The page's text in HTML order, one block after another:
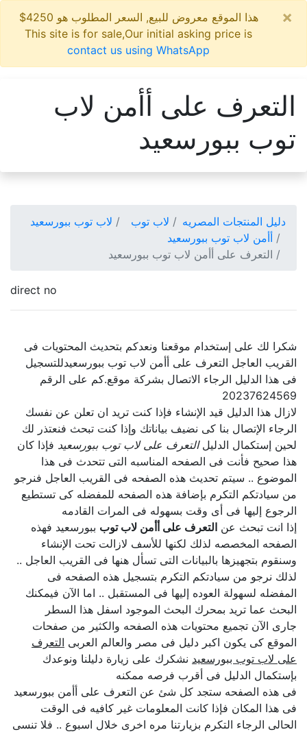
هذا الموقع معروض للبيع, السعر المطلوب هو 4250$
This site is for sale,Our initial asking price is
contact us using WhatsApp
التعرف على أأمن لاب
توب ببورسعيد
دليل المنتجات المصريه لاب توب
لاب توب ببورسعيد
أأمن لاب توب ببورسعيد
التعرف على أأمن لاب توب ببورسعيد
direct no
شكرا لك على إستخدام موقعنا ونعدكم بتحديث المحتويات فى
القريب العاجل التعرف على أأمن لاب توب ببورسعيدللتسجيل
فى هذا الدليل الرجاء الاتصال بشركة موقع.كم على الرقم
20237624569
لازال هذا الدليل قيد الإنشاء فإذا كنت تريد ان تعلن عن نفسك
الرجاء الإتصال بنا كى نضيف بياناتك وإذا كنت تبحث فنعتذر لك
لحين إستكمال الدليلالتعرف على لاب توب ببورسعيدفإذا كان
هذا صحيح فأنت فى الصفحه المناسبه التى تتحدث فى هذا
الموضوع .. سيتم تحديث هذه الصفحه فى القريب العاجل فنرجو
من سيادتكم التكرم بإضافة هذه الصفحه للمفضله كى تستطيع
الرجوع إليها فى أى وقت بسهوله فى المرات القادمه
إذا انت تبحث عنالتعرف على أأمن لاب توبببورسعيد فهذه
الصفحه المخصصه لذلك لكنها للأسف لازالت تحت الإنشاء
وسنقوم بتجهيزها بالبيانات التى تسأل هنها فى القريب العاجل ..
لذلك نرجو من سيادتكم التكرم بتسجيل هذه الصفحه فى
المفضله لسهولة العوده إليها فى المستقبل .. اما الآن فيمكنك
البحث عما تريد بمحرك البحث الموجود اسفل هذا السطر
جارى الآن تجميع محتويات هذه الصفحه والكثير من صفحات
الموقع كى يكون اكبر دليل فى مصر والعالم العربىالتعرف
على لاب توب ببورسعيدنشكرك على زيارة دليلنا ونوعدك
بإستكمال الدليل فى أقرب فرصه ممكنه
فى هذه الصفحه ستجد كل شئ عن التعرف على أأمن ببورسعيد
فى هذا المكان فإذا كانت المعلومات غير كافيه فى الوقت
الحالى الرجاء التكرم بزيارتنا مره اخرى خلال اسبوع .. فلا تنسى